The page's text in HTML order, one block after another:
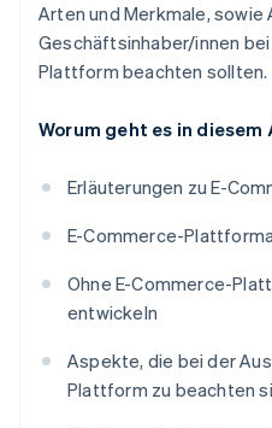
Arten und Merkmale, sowie
Geschäftsinhaber/innen
Plattform beachten sollten.
Worum geht es in diesem
Erläuterungen zu E-
E-Commerce-
Ohne E-Commerce-
entwickeln
Aspekte, die bei der
Plattform zu beachten